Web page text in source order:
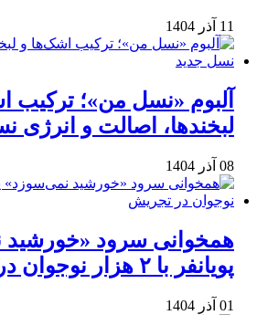
11 آذر 1404
آلبوم «نسل من»؛ ترکیب
لبخندها، اصالت و انرژی
08 آذر 1404
همخوانی سرود
پویانفر با ۲ هزار نوجوان در تجریش
01 آذر 1404